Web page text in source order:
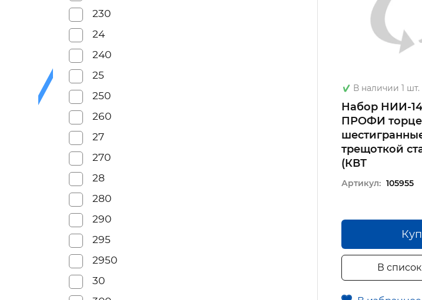
230
24
240
25
250
260
27
270
28
280
290
295
2950
30
В наличии 1 шт.
Набор НИИ-
ПРОФИ
трещоткой
(КВТ
Артикул: 105955
В